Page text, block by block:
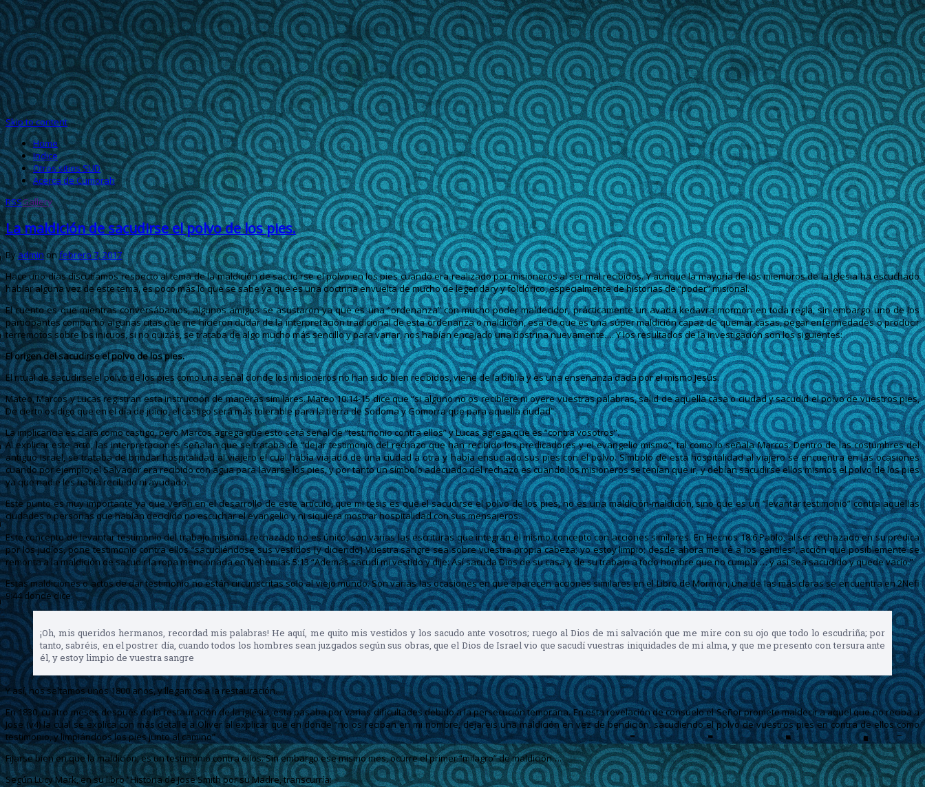
Skip to content
Home
Indice
Otros sitios SUD
Acerca de Cumorah
RSSGallery
La maldición de sacudirse el polvo de los pies.
Byadmin onfebrero 7, 2017
Hace uno días discutíamos respecto al tema de la maldición de sacudirse el polvo en los pies cuando era realizado por misioneros al ser mal recibidos. Y aunque la mayoría de los miembros de la Iglesia ha escuchado
hablar alguna vez de este tema, es poco más lo que se sabe ya que es una doctrina envuelta de mucho de legendary y folclórico, especialmente de historias de “poder” misional.
El cuento es que mientras conversábamos, algunos amigos se asustaron ya que es una “ordenanza” con mucho poder maldecidor, prácticamente un avada kedavra mormon en toda regla, sin embargo uno de los
participantes compartió algunas citas que me hicieron dudar de la interpretación tradicional de esta ordenanza o maldición, esa de que es una súper maldición capaz de quemar casas, pegar enfermedades o producir
terremotos sobre los inicuos, si no quizás, se trataba de algo mucho más sencillo y para variar, nos habían encajado una dostrina nuevamente…. Y los resultados de la investigación son los siguientes:
El origen del sacudirse el polvo de los pies.
El ritual de sacudirse el polvo de los pies como una señal donde los misioneros no han sido bien recibidos, viene de la biblia y es una enseñanza dada por el mismo Jesús.
Mateo, Marcos y Lucas registran esta instrucción de maneras similares. Mateo 10:14-15 dice que “si alguno no os recibiere ni oyere vuestras palabras, salid de aquella casa o ciudad y sacudid el polvo de vuestros pies,
De cierto os digo que en el día de juicio, el castigo será más tolerable para la tierra de Sodoma y Gomorra que para aquella ciudad”.
La implicancia es clara como castigo, pero Marcos agrega que esto será señal de “testimonio contra ellos” y Lucas agrega que es “contra vosotros”.
Al explicar este acto, las interpretaciones señalan que se trataba de “dejar testimonio del rechazo que han recibido los predicadores y el evangelio mismo”, tal como lo señala Marcos. Dentro de las costumbres del
antiguo Israel, se trataba de brindar hospitalidad al viajero el cual había viajado de una ciudad a otra y había ensuciado sus pies con el polvo. Símbolo de esta hospitalidad al viajero se encuentra en las ocasiones
cuando por ejemplo, el Salvador era recibido con agua para lavarse los pies, y por tanto un símbolo adecuado del rechazo es cuando los misioneros se tenían que ir, y debían sacudirse ellos mismos el polvo de los pies
ya que nadie les había recibido ni ayudado.
Este punto es muy importante ya que verán en el desarrollo de este artículo, que mi tesis es que el sacudirse el polvo de los pies, no es una maldición-maldición, sino que es un “levantar testimonio” contra aquellas
ciudades o personas que habían decidido no escuchar el evangelio y ni siquiera mostrar hospitalidad con sus mensajeros.
Este concepto de levantar testimonio del trabajo misional rechazado no es único, son varias las escrituras que integran el mismo concepto con acciones similares. En Hechos 18:6 Pablo, al ser rechazado en su prédica
por los judíos, pone testimonio contra ellos “sacudiéndose sus vestidos [y diciendo] Vuestra sangre sea sobre vuestra propia cabeza; yo estoy limpio; desde ahora me iré a los gentiles”, acción que posiblemente se
remonta a la maldición de sacudir la ropa mencionada en Nehemías 5:13 “Además sacudí mi vestido y dije: Así sacuda Dios de su casa y de su trabajo a todo hombre que no cumpla … y así sea sacudido y quede vacío.”
Estas maldiciones o actos de dar testimonio no están circunscritas solo al viejo mundo. Son varias las ocasiones en que aparecen acciones similares en el Libro de Mormon, una de las más claras se encuentra en 2Nefi
9:44 donde dice:
¡Oh, mis queridos hermanos, recordad mis palabras! He aquí, me quito mis vestidos y los sacudo ante vosotros; ruego al Dios de mi salvación que me mire con su ojo que todo lo escudriña; por
tanto, sabréis, en el postrer día, cuando todos los hombres sean juzgados según sus obras, que el Dios de Israel vio que sacudí vuestras iniquidades de mi alma, y que me presento con tersura ante
él, y estoy limpio de vuestra sangre
Y así, nos saltamos unos 1800 años, y llegamos a la restauración.
En 1830, cuatro meses después de la restauración de la iglesia, esta pasaba por varias dificultades debido a la persecución temprana. En esta revelación de consuelo el Señor promete maldecir a aquel que no reciba a
Jose (v4) la cual se explica con más detalle a Oliver al explicar que en donde “no os reciban en mi nombre, dejareis una maldición en vez de bendición, sacudiendo el polvo de vuestros pies en contra de ellos como
testimonio, y limpiándoos los pies junto al camino”
Fijarse bien en que la maldición, es un testimonio contra ellos. Sin embargo ese mismo mes, ocurre el primer “milagro” de maldición….
Según Lucy Mark, en su libro “Historia de Jose Smith por su Madre, transcurría: